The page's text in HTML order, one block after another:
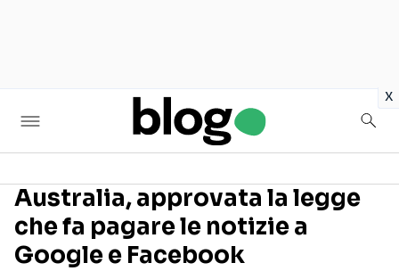
x
Seguici sui social
Australia, approvata la legge
che fa pagare le notizie a
Google e Facebook